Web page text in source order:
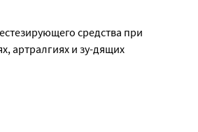
необходимости курс ле-чения
средства при
артралгиях и зу-дящих